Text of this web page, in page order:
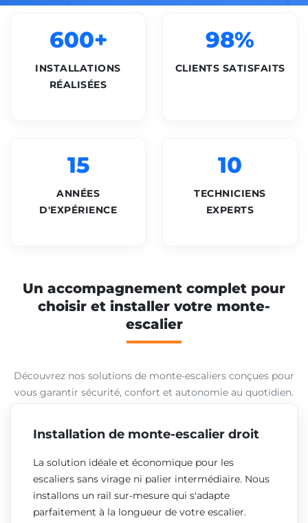
600+
INSTALLATIONS
RÉALISÉES
98%
CLIENTS SATISFAITS
15
ANNÉES
D'EXPÉRIENCE
10
TECHNICIENS
EXPERTS
Un accompagnement complet pour
choisir et installer votre monte-
escalier
Découvrez nos solutions de monte-escaliers conçues pour
vous garantir sécurité, confort et autonomie au quotidien.
Installation de monte-escalier droit
La solution idéale et économique pour les
escaliers sans virage ni palier intermédiaire. Nous
installons un rail sur-mesure qui s'adapte
parfaitement à la longueur de votre escalier.